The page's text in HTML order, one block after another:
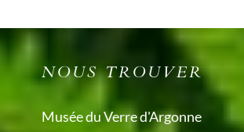
NOUS TROUVER
Musée du Verre d'Argonne